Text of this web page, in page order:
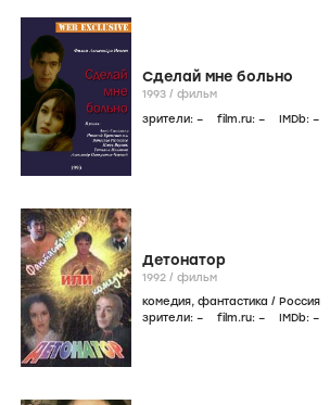
Сделай мне больно
1993 / фильм
зрители: – film.ru: – IMDb: –
Детонатор
1992 / фильм
комедия, фантастика / Россия
зрители: – film.ru: – IMDb: –